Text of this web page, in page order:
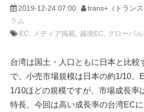
2019-12-24 07:00 trans+（トラン
ラム
EC
メディア掲載 越境EC グローバル
台湾は国土・人口ともに日本と比較
で、小売市場規模は日本の約1/10。
1/10ほどの規模ですが、市場成長率
特長。今回は高い成長率の台湾EC